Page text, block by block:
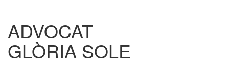
ADVOCAT
GLÒRIA SOLE